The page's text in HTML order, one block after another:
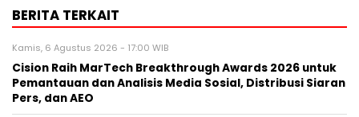
BERITA TERKAIT
Kamis, 6 Agustus 2026 - 17:00 WIB
Cision Raih MarTech Breakthrough Awards 2026 untuk
Pemantauan dan Analisis Media Sosial, Distribusi Siaran
Pers, dan AEO